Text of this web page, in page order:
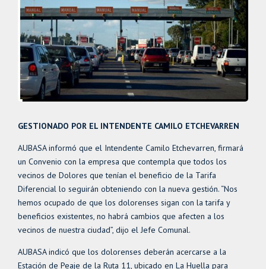
GESTIONADO POR EL INTENDENTE CAMILO ETCHEVARREN
AUBASA informó que el Intendente Camilo Etchevarren, firmará
un Convenio con la empresa que contempla que todos los
vecinos de Dolores que tenían el beneficio de la Tarifa
Diferencial lo seguirán obteniendo con la nueva gestión. “Nos
hemos ocupado de que los dolorenses sigan con la tarifa y
beneficios existentes, no habrá cambios que afecten a los
vecinos de nuestra ciudad”, dijo el Jefe Comunal.
AUBASA indicó que los dolorenses deberán acercarse a la
Estación de Peaje de la Ruta 11, ubicado en La Huella para